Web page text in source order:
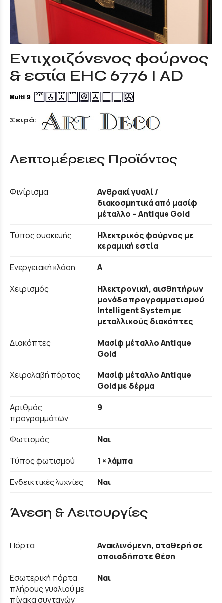
Εντιχοιζόνενος φούρνος
& εστία EHC 6776 I AD
Σειρά:
Λεπτομέρειες Προϊόντος
Φινίρισμα
Ανθρακί γυαλί /
διακοσμητικά από μασίφ
μέταλλο – Antique Gold
Τύπος συσκευής
Ηλεκτρικός φούρνος με
κεραμική εστία
Ενεργειακή κλάση
A
Χειρισμός
Ηλεκτρονική, αισθητήρων
μονάδα προγραμματισμού
Intelligent System με
μεταλλικούς διακόπτες
Διακόπτες
Μασίφ μέταλλο Antique
Gold
Χειρολαβή πόρτας
Μασίφ μέταλλο Antique
Gold με δέρμα
Αριθμός
προγραμμάτων
9
Φωτισμός
Ναι
Τύπος φωτισμού
1 × λάμπα
Ενδεικτικές λυχνίες
Ναι
Άνεση & Λειτουργίες
Πόρτα
Ανακλινόμενη, σταθερή σε
οποιαδήποτε θέση
Εσωτερική πόρτα
πλήρους γυαλιού με
πίνακα συνταγών
Ναι